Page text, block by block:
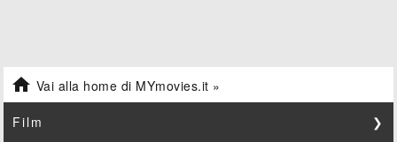
 Vai alla home di MYmovies.it »
Film ❯